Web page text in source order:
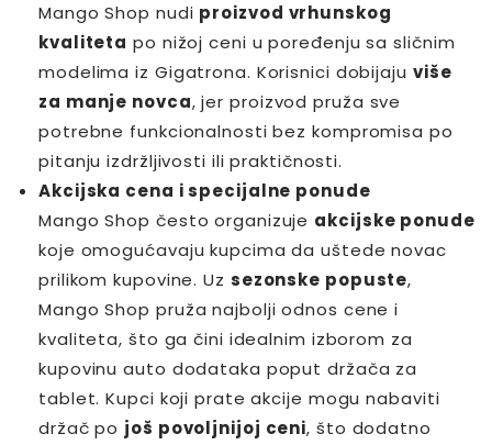
Mango Shop nudi proizvod vrhunskog
kvaliteta po nižoj ceni u poređenju sa sličnim
modelima iz Gigatrona. Korisnici dobijaju više
za manje novca, jer proizvod pruža sve
potrebne funkcionalnosti bez kompromisa po
pitanju izdržljivosti ili praktičnosti.
Akcijska cena i specijalne ponude
Mango Shop često organizuje akcijske ponude
koje omogućavaju kupcima da uštede novac
prilikom kupovine. Uz sezonske popuste,
Mango Shop pruža najbolji odnos cene i
kvaliteta, što ga čini idealnim izborom za
kupovinu auto dodataka poput držača za
tablet. Kupci koji prate akcije mogu nabaviti
držač po još povoljnijoj ceni, što dodatno